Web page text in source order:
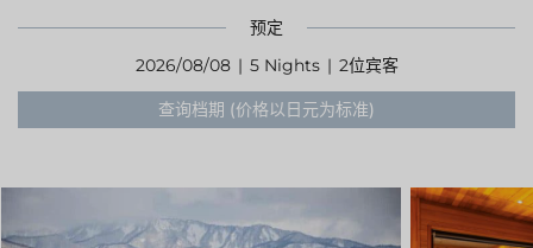
活动体验
活动体验
预定
2026/08/08 | 5 Nights | 2位宾客
查询档期 (价格以日元为标准)